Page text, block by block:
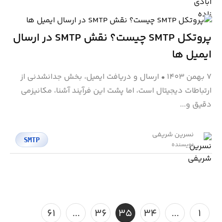
پروتکل SMTP چیست؟ نقش SMTP در ارسال
ایمیل ها
۷ بهمن ۱۴۰۳ • ارسال و دریافت ایمیل، بخش جدانشدنی از
ارتباطات دیجیتال است، اما پشت این فرآیند آشنا، مکانیزمی
دقیق و...
نسرین شریفی
نویسنده
SMTP
۱ ... ۳۴ ۳۵ ۳۶ ... ۶۱